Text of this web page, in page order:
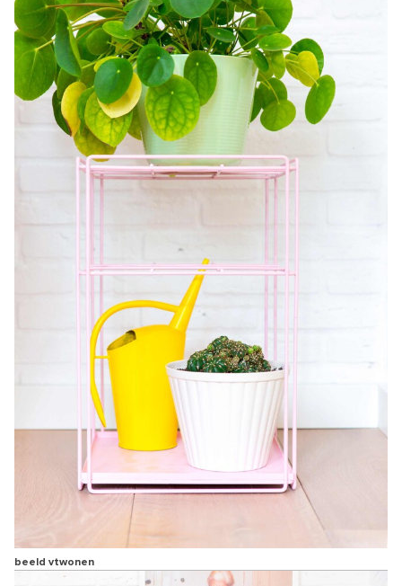
beeld vtwonen